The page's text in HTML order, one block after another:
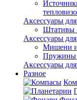
Аксессуары
Штативы
Аксессуары
Мишени и
Пружины
Аксессуары
Разное